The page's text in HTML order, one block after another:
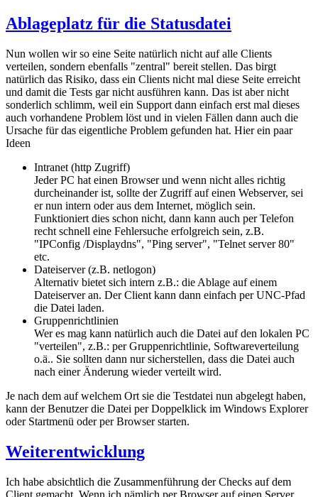
Ablageplatz für die Statusdatei
Nun wollen wir so eine Seite natürlich nicht auf alle Clients
verteilen, sondern ebenfalls "zentral" bereit stellen. Das birgt
natürlich das Risiko, dass ein Clients nicht mal diese Seite erreicht
und damit die Tests gar nicht ausführen kann. Das ist aber nicht
sonderlich schlimm, weil ein Support dann einfach erst mal dieses
auch vorhandene Problem löst und in vielen Fällen dann auch die
Ursache für das eigentliche Problem gefunden hat. Hier ein paar
Ideen
Intranet (http Zugriff)
Jeder PC hat einen Browser und wenn nicht alles richtig
durcheinander ist, sollte der Zugriff auf einen Webserver, sei
er nun intern oder aus dem Internet, möglich sein.
Funktioniert dies schon nicht, dann kann auch per Telefon
recht schnell eine Fehlersuche erfolgreich sein, z.B.
"IPConfig /Displaydns", "Ping server", "Telnet server 80"
etc.
Dateiserver (z.B. netlogon)
Alternativ bietet sich intern z.B.: die Ablage auf einem
Dateiserver an. Der Client kann dann einfach per UNC-Pfad
die Datei laden.
Gruppenrichtlinien
Wer es mag kann natürlich auch die Datei auf den lokalen PC
"verteilen", z.B.: per Gruppenrichtlinie, Softwareverteilung
o.ä.. Sie sollten dann nur sicherstellen, dass die Datei auch
nach einer Änderung wieder verteilt wird.
Je nach dem auf welchem Ort sie die Testdatei nun abgelegt haben,
kann der Benutzer die Datei per Doppelklick im Windows Explorer
oder Startmenü oder per Browser starten.
Weiterentwicklung
Ich habe absichtlich die Zusammenführung der Checks auf dem
Client gemacht. Wenn ich nämlich per Browser auf einen Server